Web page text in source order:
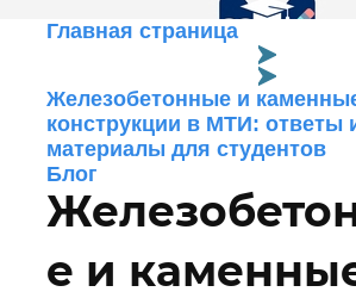
Оставить заявку
Главная страница
Железобетонные и
конструкции в МТИ: ответы
материалы для студентов
Блог
е и